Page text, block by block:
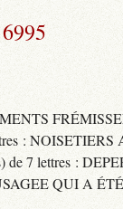
:
7 lettres :
QUI A